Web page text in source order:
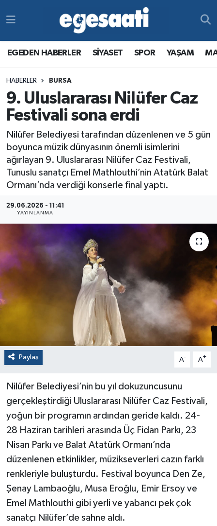
EGEDEN HABERLER SİYASET SPOR YAŞAM
HABERLER BURSA
9. Uluslararası Nilüfer Caz
Festivali sona erdi
Nilüfer Belediyesi tarafından düzenlenen ve 5 gün
boyunca müzik dünyasının önemli isimlerini
ağırlayan 9. Uluslararası Nilüfer Caz Festivali,
Tunuslu sanatçı Emel Mathlouthi’nin Atatürk Balat
Ormanı’nda verdiği konserle final yaptı.
29.06.2026 - 11:41
YAYINLANMA
Paylaş A- A+
Nilüfer Belediyesi’nin bu yıl dokuzuncusunu
gerçekleştirdiği Uluslararası Nilüfer Caz Festivali,
yoğun bir programın ardından geride kaldı. 24-
28 Haziran tarihleri arasında Üç Fidan Parkı, 23
Nisan Parkı ve Balat Atatürk Ormanı’nda
düzenlenen etkinlikler, müzikseverleri cazın farklı
renkleriyle buluşturdu. Festival boyunca Den Ze,
Şenay Lambaoğlu, Musa Eroğlu, Emir Ersoy ve
Emel Mathlouthi gibi yerli ve yabancı pek çok
sanatçı Nilüfer’de sahne aldı.
MAGAZİN
RESMİ REKLAMLAR
YAŞAM
MAGAZİN
RESMİ REKLAMLAR
Egemax TV
Tüm Manşetler
Son Dakika Haberleri
Haber Arşivi